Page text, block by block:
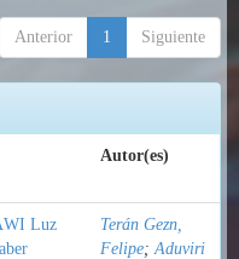
Anterior 1 Siguiente
Autor(es)
Luz
Terán Gezn,
Felipe;Aduviri